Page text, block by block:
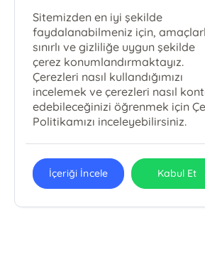
Sitemizden en iyi şekilde
faydalanabilmeniz için,
sınırlı ve gizliliğe uygun şekilde
çerez konumlandırmaktayız.
Çerezleri nasıl kullandığımızı
incelemek ve çerezleri nasıl
edebileceğinizi öğrenmek için
Politikamızı inceleyebilirsiniz.
İçeriği İncele Kabul Et